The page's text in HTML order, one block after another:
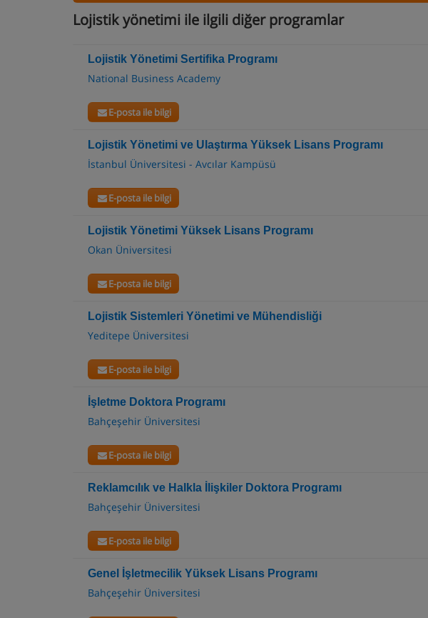
Lojistik yönetimi ile ilgili diğer programlar
Lojistik Yönetimi Sertifika Programı
National Business Academy
E-posta ile bilgi
Lojistik Yönetimi ve Ulaştırma Yüksek Lisans Programı
İstanbul Üniversitesi - Avcılar Kampüsü
E-posta ile bilgi
Lojistik Yönetimi Yüksek Lisans Programı
Okan Üniversitesi
E-posta ile bilgi
Lojistik Sistemleri Yönetimi ve Mühendisliği
Yeditepe Üniversitesi
E-posta ile bilgi
İşletme Doktora Programı
Bahçeşehir Üniversitesi
E-posta ile bilgi
Reklamcılık ve Halkla İlişkiler Doktora Programı
Bahçeşehir Üniversitesi
E-posta ile bilgi
Genel İşletmecilik Yüksek Lisans Programı
Bahçeşehir Üniversitesi